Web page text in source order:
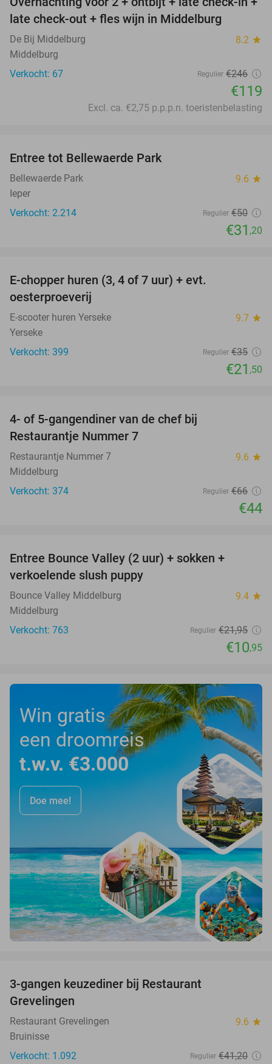
52%
late check-out + fles wijn in Middelburg
De Bij Middelburg 8.2 star
Middelburg
Verkocht: 67
Regulier €246
€119
Excl. ca. €2,75 p.p.p.n. toeristenbelasting
Entree tot Bellewaerde Park
Bellewaerde Park 9.6 star
Ieper
Verkocht: 2.214
Regulier €50
€31 ,20
E-chopper huren (3, 4 of 7 uur) + evt.
oesterproeverij
E-scooter huren Yerseke 9.7 star
Yerseke
Verkocht: 399
Regulier €35
€21 ,50
4- of 5-gangendiner van de chef bij
Restaurantje Nummer 7
Restaurantje Nummer 7 9.6 star
Middelburg
Verkocht: 374
Regulier €66
€44
Entree Bounce Valley (2 uur) + sokken +
verkoelende slush puppy
Bounce Valley Middelburg 9.4 star
Middelburg
Verkocht: 763
Regulier €21,95
€10,95
Win gratis
een droomreis
t.w.v. €3.000
Doe mee!
3-gangen keuzediner bij Restaurant
Grevelingen
Restaurant Grevelingen 9.6 star
Bruinisse
Verkocht: 1.092
Regulier €41,20